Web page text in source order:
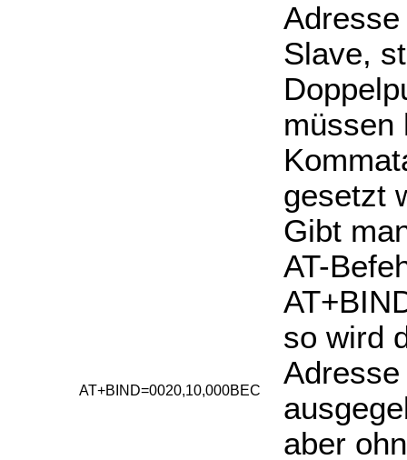
AT+BIND=0020,10,000BEC
Adresse
Slave,
müssen
gesetzt
Gibt
AT-
so wird
Adresse
aber